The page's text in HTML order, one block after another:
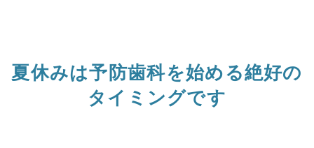
夏休みは予防歯科を始める絶好の
タイミングです